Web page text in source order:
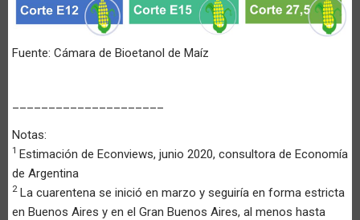
Fuente: Cámara de Bioetanol de Maíz
Notas:
1 Estimación de Econviews, junio 2020, consultora de Economía
de Argentina
2La cuarentena se inició en marzo y seguiría en forma estricta
en Buenos Aires y en el Gran Buenos Aires, al menos hasta